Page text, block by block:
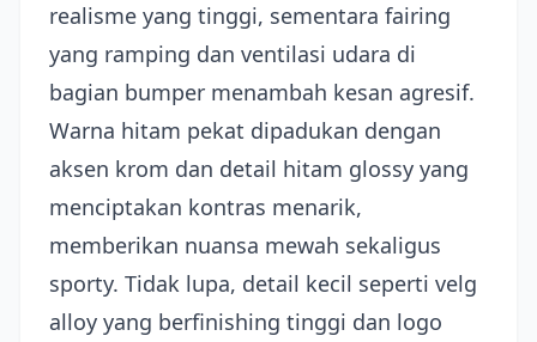
realisme yang tinggi, sementara fairing
yang ramping dan ventilasi udara di
bagian bumper menambah kesan agresif.
Warna hitam pekat dipadukan dengan
aksen krom dan detail hitam glossy yang
menciptakan kontras menarik,
memberikan nuansa mewah sekaligus
sporty. Tidak lupa, detail kecil seperti velg
alloy yang berfinishing tinggi dan logo